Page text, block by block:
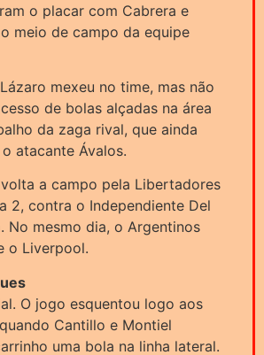
o placar com Cabrera e
meio de campo da equipe
mexeu no time, mas não
de bolas alçadas na área
da zaga rival, que ainda
atacante Ávalos.
a campo pela Libertadores
2, contra o Independiente Del
No mesmo dia, o Argentinos
o Liverpool.
O jogo esquentou logo aos
Cantillo e Montiel
uma bola na linha lateral.